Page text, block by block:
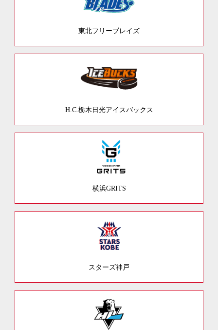
東北フリーブレイズ
H.C.栃木日光アイスバックス
横浜GRITS
スターズ神戸